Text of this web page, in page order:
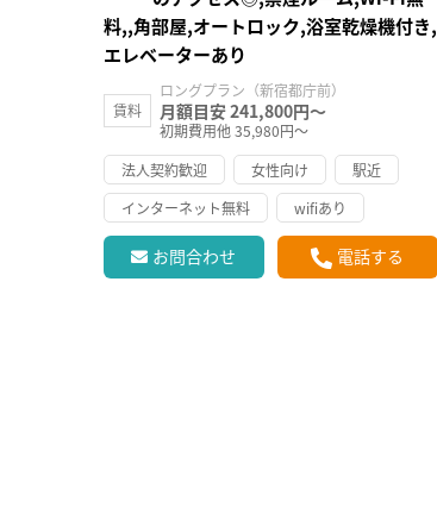
料,,角部屋,オートロック,浴室乾燥機付き,
エレベーターあり
賃料
ロングプラン（新宿都庁前）
月額目安 241,800円～
初期費用他 35,980円～
法人契約歓迎
女性向け
駅近
インターネット無料
wifiあり
お問合わせ 電話する